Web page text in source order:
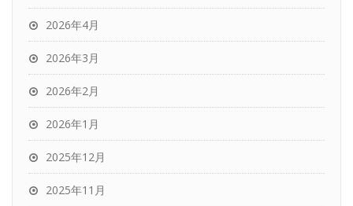
2026年4月
2026年3月
2026年2月
2026年1月
2025年12月
2025年11月